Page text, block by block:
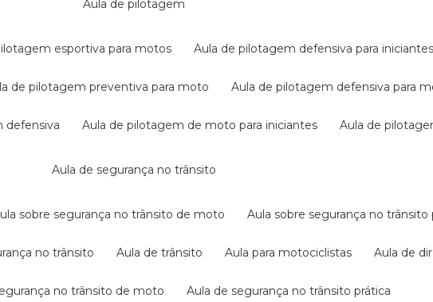
aula de pilotagem
esportiva para motos aula de pilotagem defensiva para iniciantes
de pilotagem preventiva para moto aula de pilotagem defensiva para
defensiva aula de pilotagem de moto para iniciantes aula de
aula de segurança no trânsito
aula sobre segurança no trânsito de moto aula sobre segurança no trânsito
no trânsito aula de trânsito aula para motociclistas aula de
no trânsito de moto aula de segurança no trânsito prática